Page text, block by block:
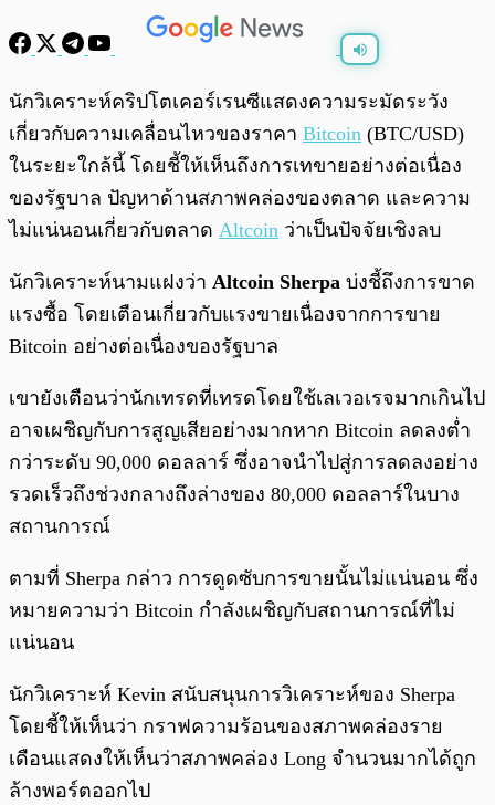
พร้อมเล่น 0:00 0:00
นักวิเคราะห์คริปโตเคอร์เรนซีแสดงความระมัดระวัง
เกี่ยวกับความเคลื่อนไหวของราคา Bitcoin (BTC/USD)
ในระยะใกล้นี้ โดยชี้ให้เห็นถึงการเทขายอย่างต่อเนื่อง
ของรัฐบาล ปัญหาด้านสภาพคล่องของตลาด และความ
ไม่แน่นอนเกี่ยวกับตลาด Altcoin ว่าเป็นปัจจัยเชิงลบ
นักวิเคราะห์นามแฝงว่า Altcoin Sherpa บ่งชี้ถึงการขาด
แรงซื้อ โดยเตือนเกี่ยวกับแรงขายเนื่องจากการขาย
Bitcoin อย่างต่อเนื่องของรัฐบาล
เขายังเตือนว่านักเทรดที่เทรดโดยใช้เลเวอเรจมากเกินไป
อาจเผชิญกับการสูญเสียอย่างมากหาก Bitcoin ลดลงต่ำ
กว่าระดับ 90,000 ดอลลาร์ ซึ่งอาจนำไปสู่การลดลงอย่าง
รวดเร็วถึงช่วงกลางถึงล่างของ 80,000 ดอลลาร์ในบาง
สถานการณ์
ตามที่ Sherpa กล่าว การดูดซับการขายนั้นไม่แน่นอน ซึ่ง
หมายความว่า Bitcoin กำลังเผชิญกับสถานการณ์ที่ไม่
แน่นอน
นักวิเคราะห์ Kevin สนับสนุนการวิเคราะห์ของ Sherpa
โดยชี้ให้เห็นว่า กราฟความร้อนของสภาพคล่องราย
เดือนแสดงให้เห็นว่าสภาพคล่อง Long จำนวนมากได้ถูก
ล้างพอร์ตออกไป